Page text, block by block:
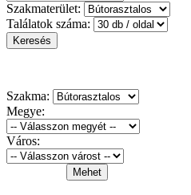
Szakmaterület:
Találatok száma:
Szakma:
Megye:
Város: